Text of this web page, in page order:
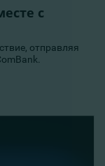
с
отправляя